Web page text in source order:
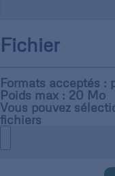
Fichier
Formats acceptés :
Poids max : 20 Mo
Vous pouvez
fichiers